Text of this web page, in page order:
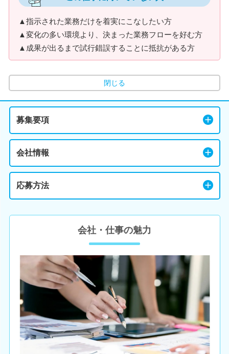
▲指示された業務だけを着実にこなしたい方
▲変化の多い環境より、決まった業務フローを好む方
▲成果が出るまで試行錯誤することに抵抗がある方
閉じる
募集要項
会社情報
応募方法
会社・仕事の魅力